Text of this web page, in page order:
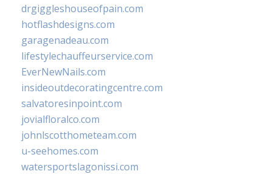
drgiggleshouseofpain.com
hotflashdesigns.com
garagenadeau.com
lifestylechauffeurservice.com
EverNewNails.com
insideoutdecoratingcentre.com
salvatoresinpoint.com
jovialfloralco.com
johnlscotthometeam.com
u-seehomes.com
watersportslagonissi.com